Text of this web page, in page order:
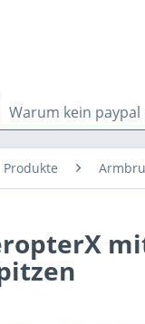
Warum kein
Produkte